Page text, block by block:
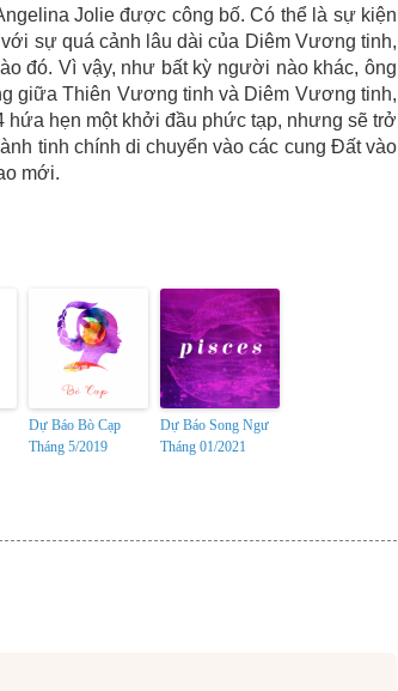
Jolie được công bố. Có thể là sự kiện
sự quá cảnh lâu dài của Diêm Vương tinh,
đó. Vì vậy, như bất kỳ người nào khác, ông
giữa Thiên Vương tinh và Diêm Vương tinh,
hứa hẹn một khởi đầu phức tạp, nhưng sẽ trở
tinh chính di chuyển vào các cung Đất vào
mới.
Dự Báo Bò Cạp
Tháng 5/2019
Dự Báo Song Ngư
Tháng 01/2021